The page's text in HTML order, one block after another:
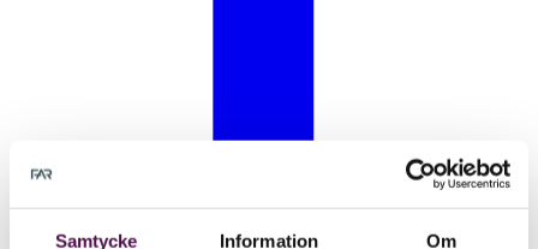
Samtycke Information Om